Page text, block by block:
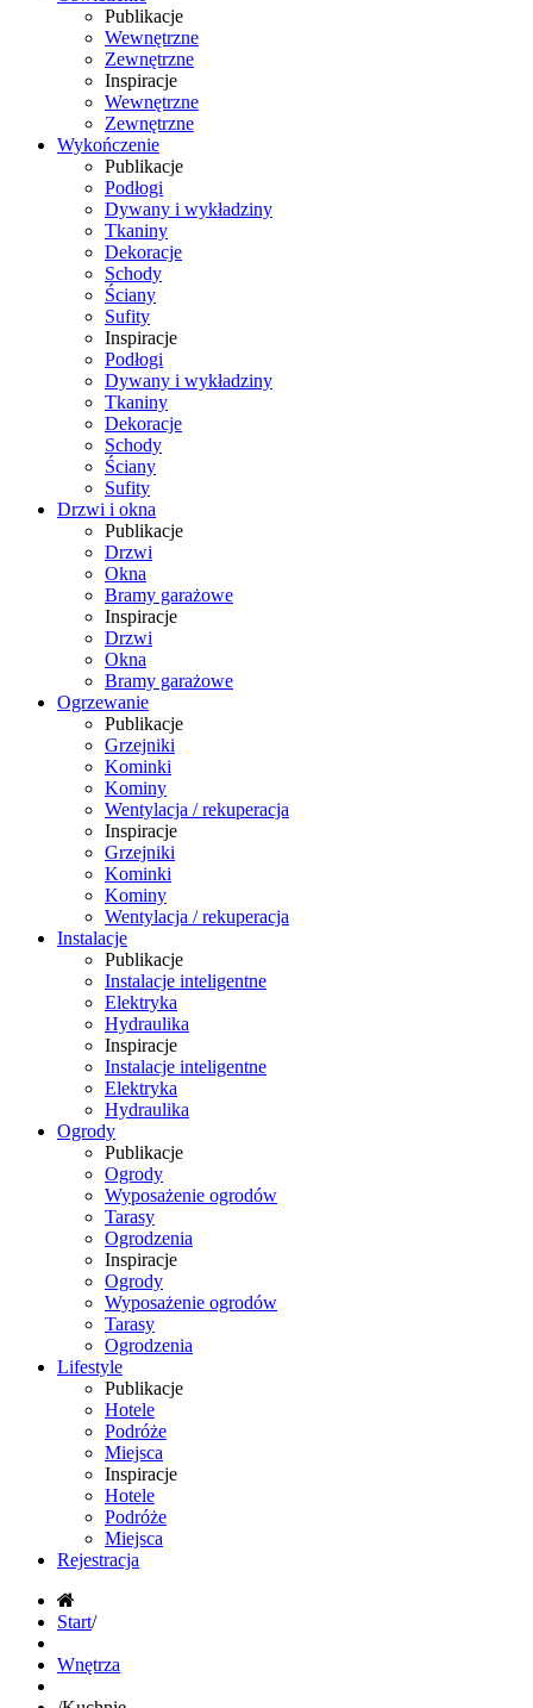
Publikacje
Wewnętrzne
Zewnętrzne
Inspiracje
Wewnętrzne
Zewnętrzne
Wykończenie
Publikacje
Podłogi
Dywany i wykładziny
Tkaniny
Dekoracje
Schody
Ściany
Sufity
Inspiracje
Podłogi
Dywany i wykładziny
Tkaniny
Dekoracje
Schody
Ściany
Sufity
Drzwi i okna
Publikacje
Drzwi
Okna
Bramy garażowe
Inspiracje
Drzwi
Okna
Bramy garażowe
Ogrzewanie
Publikacje
Grzejniki
Kominki
Kominy
Wentylacja / rekuperacja
Inspiracje
Grzejniki
Kominki
Kominy
Wentylacja / rekuperacja
Instalacje
Publikacje
Instalacje inteligentne
Elektryka
Hydraulika
Inspiracje
Instalacje inteligentne
Elektryka
Hydraulika
Ogrody
Publikacje
Ogrody
Wyposażenie ogrodów
Tarasy
Ogrodzenia
Inspiracje
Ogrody
Wyposażenie ogrodów
Tarasy
Ogrodzenia
Lifestyle
Publikacje
Hotele
Podróże
Miejsca
Inspiracje
Hotele
Podróże
Miejsca
Rejestracja
Start/
Wnętrza